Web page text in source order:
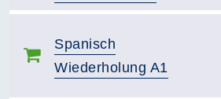
Spanisch
Wiederholung A1